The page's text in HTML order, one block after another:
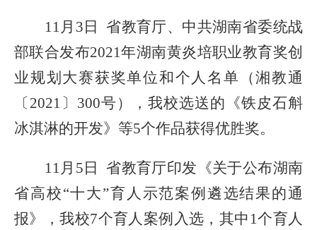
11月3日 省教育厅、中共湖南省委统战
部联合发布2021年湖南黄炎培职业教育奖创
业规划大赛获奖单位和个人名单（湘教通
〔2021〕300号），我校选送的《铁皮石斛
冰淇淋的开发》等5个作品获得优胜奖。
11月5日 省教育厅印发《关于公布湖南
省高校“十大”育人示范案例遴选结果的通
报》，我校7个育人案例入选，其中1个育人